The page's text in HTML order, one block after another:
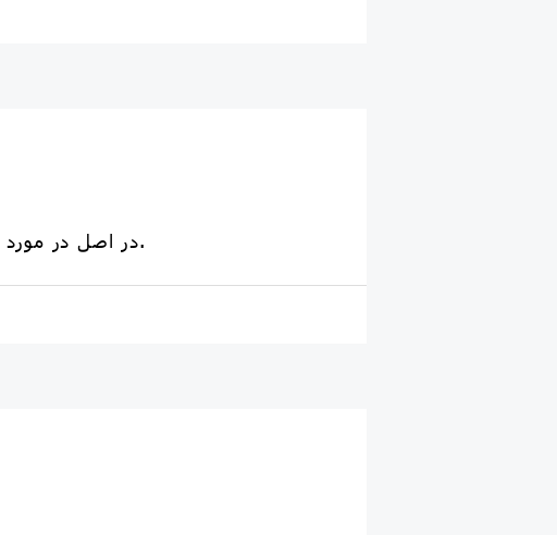
در اصل در مورد واژه ارزش ها صحبت شده است. ارزش ها در این کانال توضیح داده شده است.